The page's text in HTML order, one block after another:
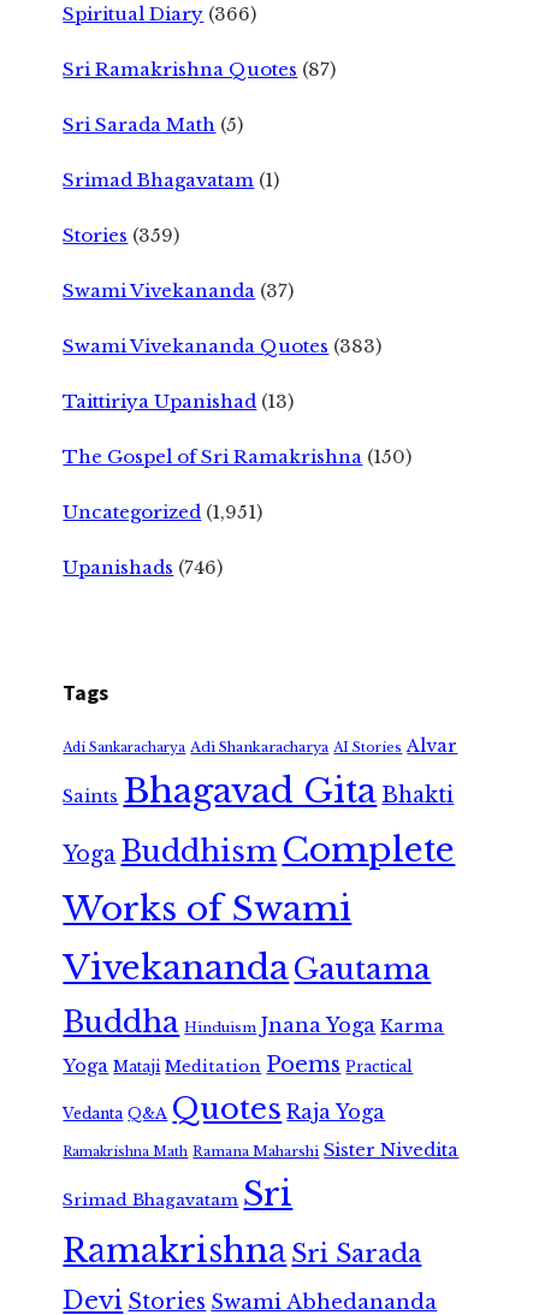
Spiritual Diary (366)
Sri Ramakrishna Quotes (87)
Sri Sarada Math (5)
Srimad Bhagavatam (1)
Stories (359)
Swami Vivekananda (37)
Swami Vivekananda Quotes (383)
Taittiriya Upanishad (13)
The Gospel of Sri Ramakrishna (150)
Uncategorized (1,951)
Upanishads (746)
Tags
Adi Sankaracharya Adi Shankaracharya AI Stories Alvar
Saints Bhagavad GitaBhakti
Yoga Buddhism Complete
Works of Swami
VivekanandaGautama
Buddha Hinduism Jnana Yoga Karma
Yoga Mataji Meditation Poems Practical
Vedanta Q&A Quotes Raja Yoga
Ramakrishna Math Ramana Maharshi Sister Nivedita
Srimad Bhagavatam Sri
RamakrishnaSri Sarada
Devi Stories Swami Abhedananda